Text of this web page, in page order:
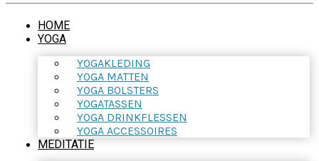
HOME
YOGA
YOGAKLEDING
YOGA MATTEN
YOGA BOLSTERS
YOGATASSEN
YOGA DRINKFLESSEN
YOGA ACCESSOIRES
MEDITATIE